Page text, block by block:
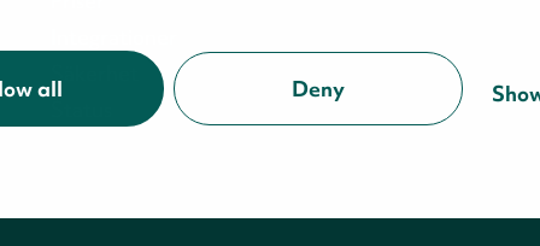
all Deny